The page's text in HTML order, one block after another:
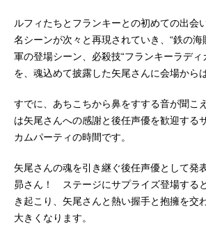
ルフィたちとフランキーとの初めての出会
名シーンが次々と再現されていき、“鉄の海
軍の登場シーン、必殺技“フランキーラディ
を、魂込めて披露した矢尾さんに会場から
すでに、あちこちから鼻をすする音が聞こ
は矢尾さんへの感謝と後任声優を歓迎する
カムパーティの時間です。
矢尾さんの魂を引き継ぐ後任声優として
昴さん！ ステージにサプライズ登場する
き起こり、矢尾さんと熱い握手と抱擁を交
大きくなります。